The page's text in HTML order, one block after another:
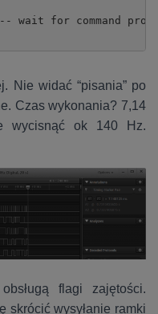
Nie widać “pisania” po
Czas wykonania? 7,14
wycisnąć ok 140 Hz.
flagi zajętości.
skrócić wysyłanie ramki